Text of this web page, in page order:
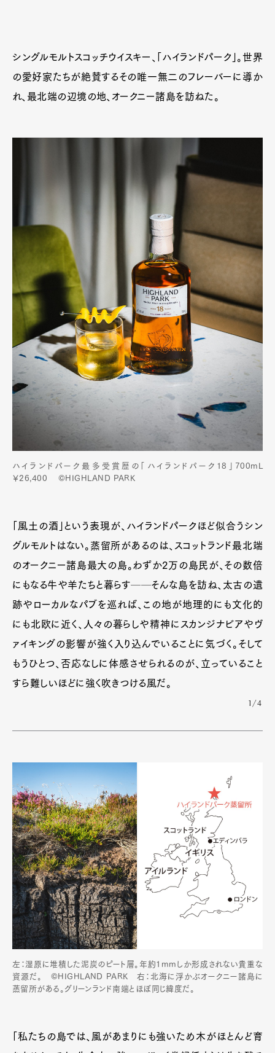
シングルモルトスコッチウイスキー、「ハイランドパーク」。世界
の愛好家たちが絶賛するその唯一無二のフレーバーに導か
れ、最北端の辺境の地、オークニー諸島を訪ねた。
ハイランドパーク最多受賞歴の「ハイランドパーク18」700mL
￥26,400 ©HIGHLAND PARK
「風土の酒」という表現が、ハイランドパークほど似合うシン
グルモルトはない。蒸留所があるのは、スコットランド最北端
のオークニー諸島最大の島。わずか2万の島民が、その数倍
にもなる牛や羊たちと暮らす──そんな島を訪ね、太古の遺
跡やローカルなパブを巡れば、この地が地理的にも文化的
にも北欧に近く、人々の暮らしや精神にスカンジナビアやヴ
ァイキングの影響が強く入り込んでいることに気づく。そして
もうひとつ、否応なしに体感させられるのが、立っていること
すら難しいほどに強く吹きつける風だ。
1/4
左：湿原に堆積した泥炭のピート層。年約1mmしか形成されない貴重な
資源だ。 ©HIGHLAND PARK 右：北海に浮かぶオークニー諸島に
蒸留所がある。グリーンランド南端とほぼ同じ緯度だ。
「私たちの島では、風があまりにも強いため木がほとんど育